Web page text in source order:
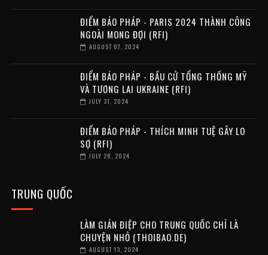
ĐIỂM BÁO PHÁP - PARIS 2024 THÀNH CÔNG
NGOÀI MONG ĐỢI (RFI)
AUGUST 07, 2024
ĐIỂM BÁO PHÁP - BẦU CỬ TỔNG THỐNG MỸ
VÀ TƯƠNG LAI UKRAINE (RFI)
JULY 31, 2024
ĐIỂM BÁO PHÁP - THÍCH MINH TUỆ GÂY LO
SỢ (RFI)
JULY 28, 2024
TRUNG QUỐC
LÀM GIÁN ĐIỆP CHO TRUNG QUỐC CHỈ LÀ
CHUYỆN NHỎ (THOIBAO.DE)
AUGUST 13, 2024